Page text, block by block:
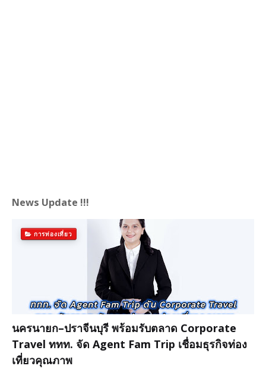
News Update !!!
การท่องเที่ยว
นครนายก–ปราจีนบุรี พร้อมรับตลาด Corporate
Travel ททท. จัด Agent Fam Trip เชื่อมธุรกิจท่อง
เที่ยวคุณภาพ